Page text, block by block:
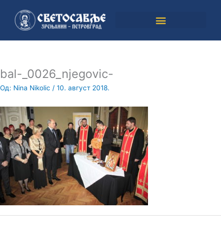
садржај
bal-_0026_njegovic-
Од: Nina Nikolic / 10. август 2018.